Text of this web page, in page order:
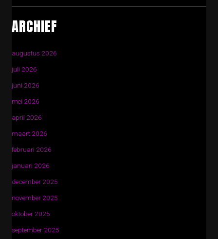
ARCHIEF
augustus 2026
juli 2026
juni 2026
mei 2026
april 2026
maart 2026
februari 2026
januari 2026
december 2025
november 2025
oktober 2025
september 2025